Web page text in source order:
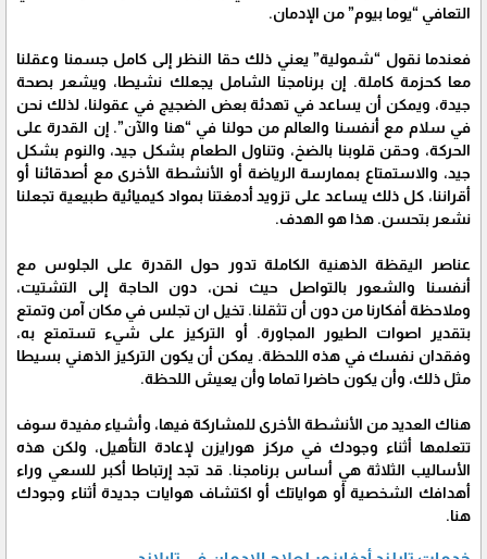
التعافي “يوما بيوم” من الإدمان.
فعندما نقول “شمولية” يعني ذلك حقا النظر إلى كامل جسمنا وعقلنا
معا كحزمة كاملة. إن برنامجنا الشامل يجعلك نشيطا، ويشعر بصحة
جيدة، ويمكن أن يساعد في تهدئة بعض الضجيج في عقولنا، لذلك نحن
في سلام مع أنفسنا والعالم من حولنا في “هنا والآن”. إن القدرة على
الحركة، وحقن قلوبنا بالضخ، وتناول الطعام بشكل جيد، والنوم بشكل
جيد، والاستمتاع بممارسة الرياضة أو الأنشطة الأخرى مع أصدقائنا أو
أقراننا، كل ذلك يساعد على تزويد أدمغتنا بمواد كيميائية طبيعية تجعلنا
نشعر بتحسن. هذا هو الهدف.
عناصر اليقظة الذهنية الكاملة تدور حول القدرة على الجلوس مع
أنفسنا والشعور بالتواصل حيث نحن، دون الحاجة إلى التشتيت،
وملاحظة أفكارنا من دون أن تثقلنا. تخيل ان تجلس في مكان آمن وتمتع
بتقدير اصوات الطيور المجاورة. أو التركيز على شيء تستمتع به،
وفقدان نفسك في هذه اللحظة. يمكن أن يكون التركيز الذهني بسيطا
مثل ذلك، وأن يكون حاضرا تماما وأن يعيش اللحظة.
هناك العديد من الأنشطة الأخرى للمشاركة فيها، وأشياء مفيدة سوف
تتعلمها أثناء وجودك في مركز هورايزن لإعادة التأهيل، ولكن هذه
الأساليب الثلاثة هي أساس برنامجنا. قد تجد إرتباطا أكبر للسعي وراء
أهدافك الشخصية أو هواياتك أو اكتشاف هوايات جديدة أثناء وجودك
هنا.